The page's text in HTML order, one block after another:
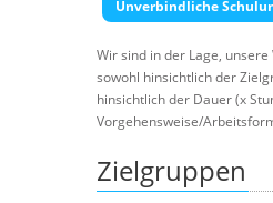
Unverbindliche
Wir sind in der Lage,
sowohl hinsichtlich der
hinsichtlich der Dauer (x
Vorgehensweise/
Zielgruppen